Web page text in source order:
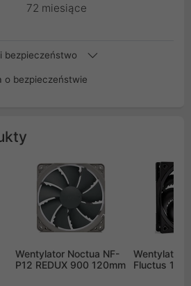
72 miesiące
bezpieczeństwo
o bezpieczeństwie
Wentylator Noctua NF-
P12 REDUX 900 120mm
Wentylator
Fluctus